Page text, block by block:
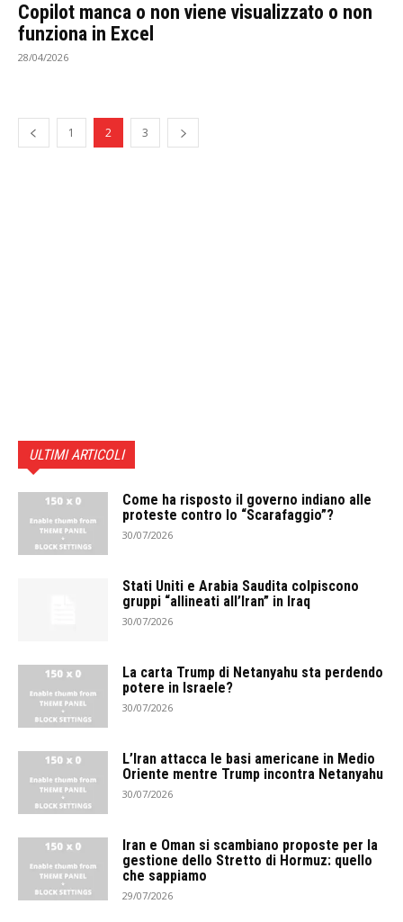
Copilot manca o non viene visualizzato o non
funziona in Excel
28/04/2026
1 2 3
ULTIMI ARTICOLI
Come ha risposto il governo indiano alle
proteste contro lo “Scarafaggio”?
30/07/2026
Stati Uniti e Arabia Saudita colpiscono
gruppi “allineati all’Iran” in Iraq
30/07/2026
La carta Trump di Netanyahu sta perdendo
potere in Israele?
30/07/2026
L’Iran attacca le basi americane in Medio
Oriente mentre Trump incontra Netanyahu
30/07/2026
Iran e Oman si scambiano proposte per la
gestione dello Stretto di Hormuz: quello
che sappiamo
29/07/2026